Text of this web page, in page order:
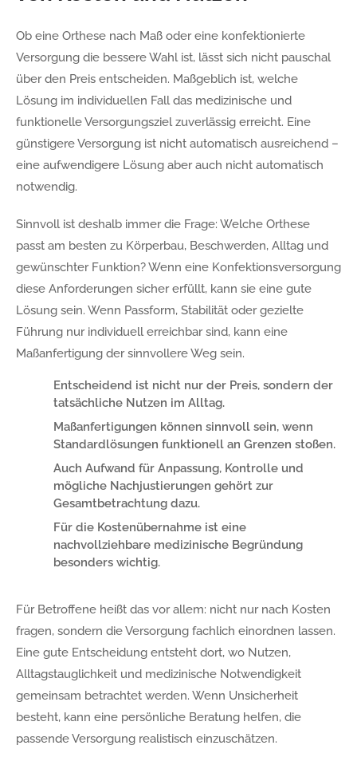
Ob eine Orthese nach Maß oder eine konfektionierte
Versorgung die bessere Wahl ist, lässt sich nicht pauschal
über den Preis entscheiden. Maßgeblich ist, welche
Lösung im individuellen Fall das medizinische und
funktionelle Versorgungsziel zuverlässig erreicht. Eine
günstigere Versorgung ist nicht automatisch ausreichend –
eine aufwendigere Lösung aber auch nicht automatisch
notwendig.
Sinnvoll ist deshalb immer die Frage: Welche Orthese
passt am besten zu Körperbau, Beschwerden, Alltag und
gewünschter Funktion? Wenn eine Konfektionsversorgung
diese Anforderungen sicher erfüllt, kann sie eine gute
Lösung sein. Wenn Passform, Stabilität oder gezielte
Führung nur individuell erreichbar sind, kann eine
Maßanfertigung der sinnvollere Weg sein.
Entscheidend ist nicht nur der Preis, sondern der
tatsächliche Nutzen im Alltag.
Maßanfertigungen können sinnvoll sein, wenn
Standardlösungen funktionell an Grenzen stoßen.
Auch Aufwand für Anpassung, Kontrolle und
mögliche Nachjustierungen gehört zur
Gesamtbetrachtung dazu.
Für die Kostenübernahme ist eine
nachvollziehbare medizinische Begründung
besonders wichtig.
Für Betroffene heißt das vor allem: nicht nur nach Kosten
fragen, sondern die Versorgung fachlich einordnen lassen.
Eine gute Entscheidung entsteht dort, wo Nutzen,
Alltagstauglichkeit und medizinische Notwendigkeit
gemeinsam betrachtet werden. Wenn Unsicherheit
besteht, kann eine persönliche Beratung helfen, die
passende Versorgung realistisch einzuschätzen.